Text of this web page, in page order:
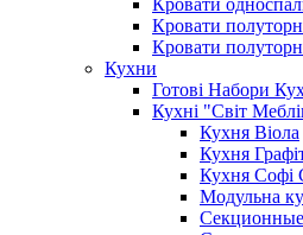
Кровати
Кровати
Кухни
Готові Набори
Кухні "Світ
Кухня Віола
Кухня
Кухня Софі
Модульна